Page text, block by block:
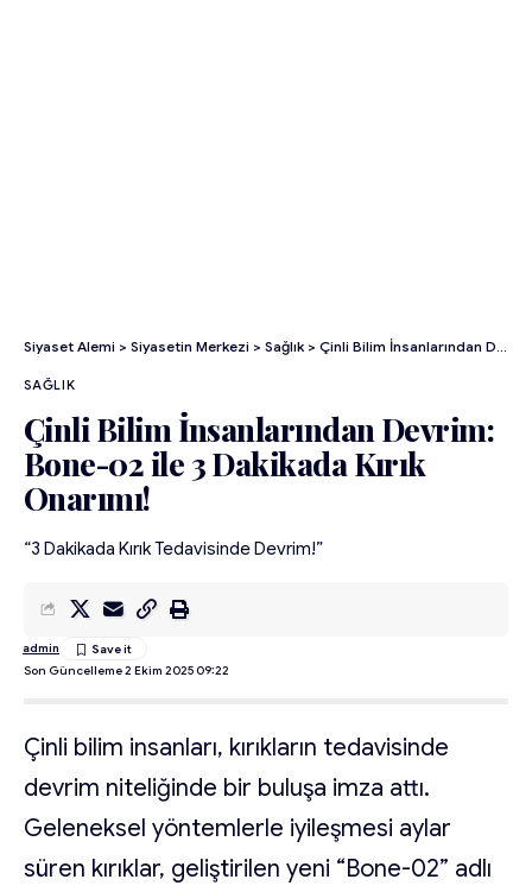
Siyaset Alemi > Siyasetin Merkezi > Sağlık > Çinli Bilim İnsanlarından Devrim: Bone-02 ile 3 Dakikada Kırık Onarımı!
SAĞLIK
Çinli Bilim İnsanlarından Devrim:
Bone-02 ile 3 Dakikada Kırık
Onarımı!
“3 Dakikada Kırık Tedavisinde Devrim!”
Son Güncelleme 2 Ekim 2025 09:22
admin
Çinli bilim insanları, kırıkların tedavisinde
devrim niteliğinde bir buluşa imza attı.
Geleneksel yöntemlerle iyileşmesi aylar
süren kırıklar, geliştirilen yeni “Bone-02” adlı